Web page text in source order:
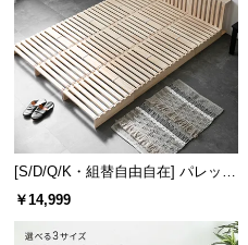
[S/D/Q/K・組替自由自在] パレット
ベッド 8/12/16枚セット
￥14,999